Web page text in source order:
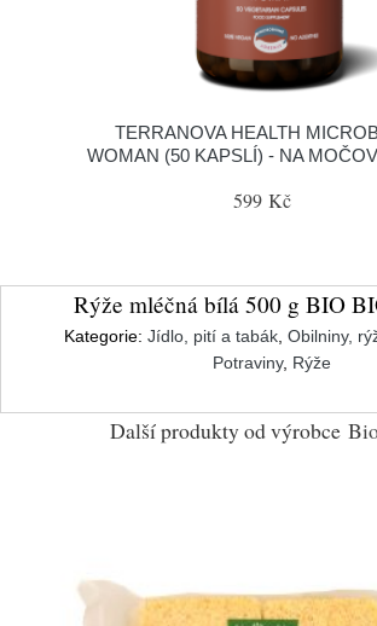
TERRANOVA HEALTH
WOMAN (50 KAPSLÍ) - NA
599 Kč
Rýže mléčná bílá 500 g BIO
Kategorie: Jídlo, pití a tabák Obilniny,
Potraviny, Rýže
Další produkty od výrobce